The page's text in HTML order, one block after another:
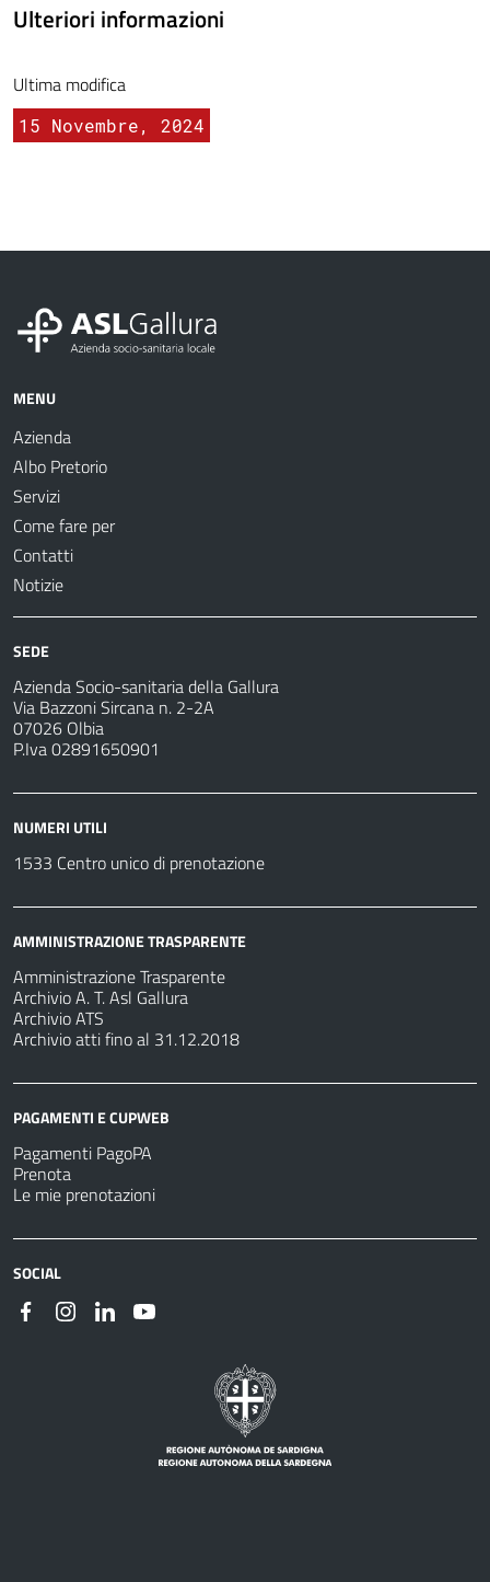
Ulteriori informazioni
Ultima modifica
15 Novembre, 2024
MENU
Azienda
Albo Pretorio
Servizi
Come fare per
Contatti
Notizie
SEDE
Azienda Socio-sanitaria della Gallura
Via Bazzoni Sircana n. 2-2A
07026 Olbia
P.Iva 02891650901
NUMERI UTILI
1533 Centro unico di prenotazione
AMMINISTRAZIONE TRASPARENTE
Amministrazione Trasparente
Archivio A. T. Asl Gallura
Archivio ATS
Archivio atti fino al 31.12.2018
PAGAMENTI E CUPWEB
Pagamenti PagoPA
Prenota
Le mie prenotazioni
SOCIAL